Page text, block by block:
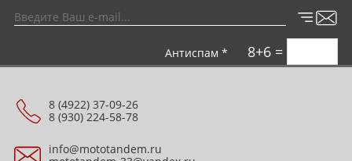
Антиспам * 8+6 =
8 (4922) 37-09-26
8 (930) 224-58-78
info@mototandem.ru